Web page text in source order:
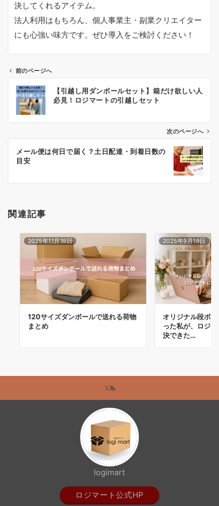
決してくれるアイテム。
法人利用はもちろん、個人事業主・副業クリエイター
にも心強い味方です。ぜひ導入をご検討ください！
ビ
ン
前のページへ
【引越し用ダンボールセット】箱だけ欲しい人
必見！ロジマートの引越しセット
次のページへ
メール便は何日で届く？土日配達・到着日数の
目安
関連記事
2025年11月19日
120サイズダンボールで送れる荷物
まとめ
2025年9月19日
オリジナル段ボ
った私が、ロジ
決できた…
logimart
ロジマート公式HP